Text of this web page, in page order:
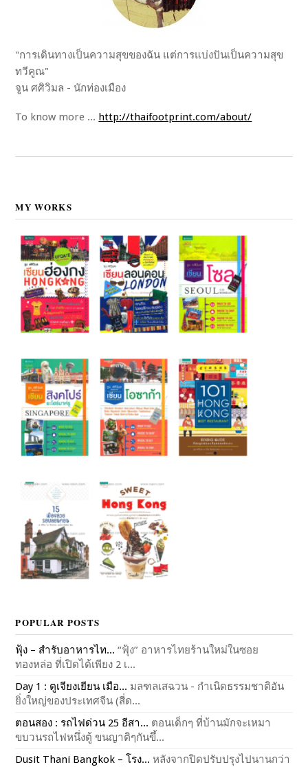
"การเดินทางเป็นความสุขของฉัน แต่การแบ่งปันเป็นความสุข
ทวีคูณ"
จูน ศศิวิมล - นักท่องเมือง
To know more ... http://thaifootprint.com/about/
MY WORKS
POPULAR POSTS
ฟุ้ง – สำรับอาหารไท... “ฟุ้ง” อาหารไทยร้านใหม่ในซอย
ทองหล่อ ที่เปิดได้เพียง 2 เ...
Day 1 : ตูเจียงเยียน เมือ... มลฑลเสฉวน - กำเนิดธรรมชาติอัน
ยิ่งใหญ่ของประเทศจีน (สี่ด...
ตอนสอง : รถไฟด่วน 25 อีสา... ตอนเด็กๆ ที่บ้านมักจะเหมา
ขบวนรถไฟหนึ่งตู้ ขนญาติๆกันขึ้...
Dusit Thani Bangkok – โรง... หลังจากปิดปรับปรุงไปนานกว่า